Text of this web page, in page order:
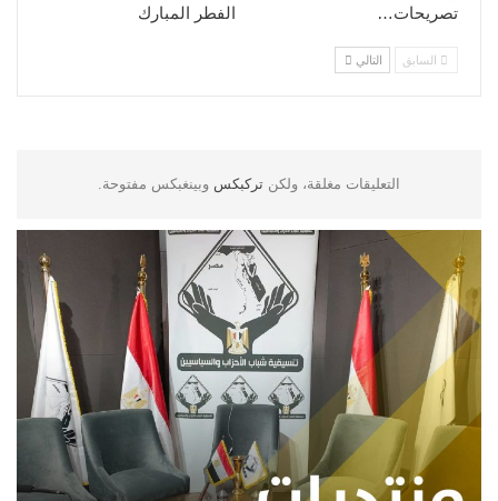
الفطر المبارك
تصريحات…
السابق التالي
التعليقات مغلقة، ولكن تركبكس وبينغبكس مفتوحة.